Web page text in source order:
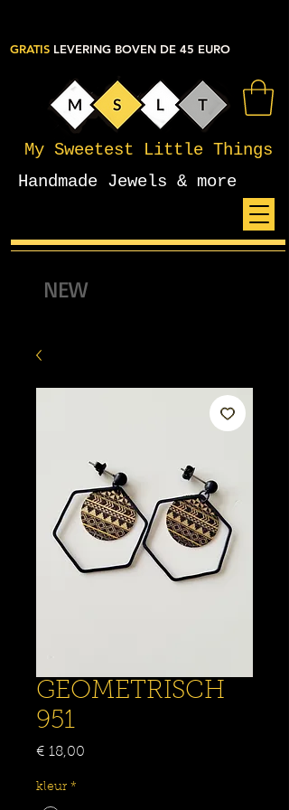
My Sweetest Little Things
Handmade Jewels & more
GRATIS LEVERING BOVEN DE 45 EURO
NEW
GEOMETRISCH
951
€ 18,00
kleur *